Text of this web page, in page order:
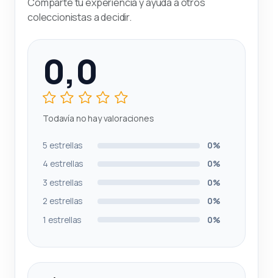
coleccionistas a decidir.
0,0
Todavía no hay valoraciones
5 estrellas
0%
4 estrellas
0%
3 estrellas
0%
2 estrellas
0%
1 estrellas
0%